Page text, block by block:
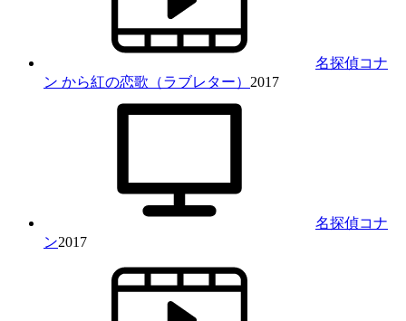
名探偵コナ
ン から紅の恋歌（ラブレター） 2017
名探偵コナ
ン2017